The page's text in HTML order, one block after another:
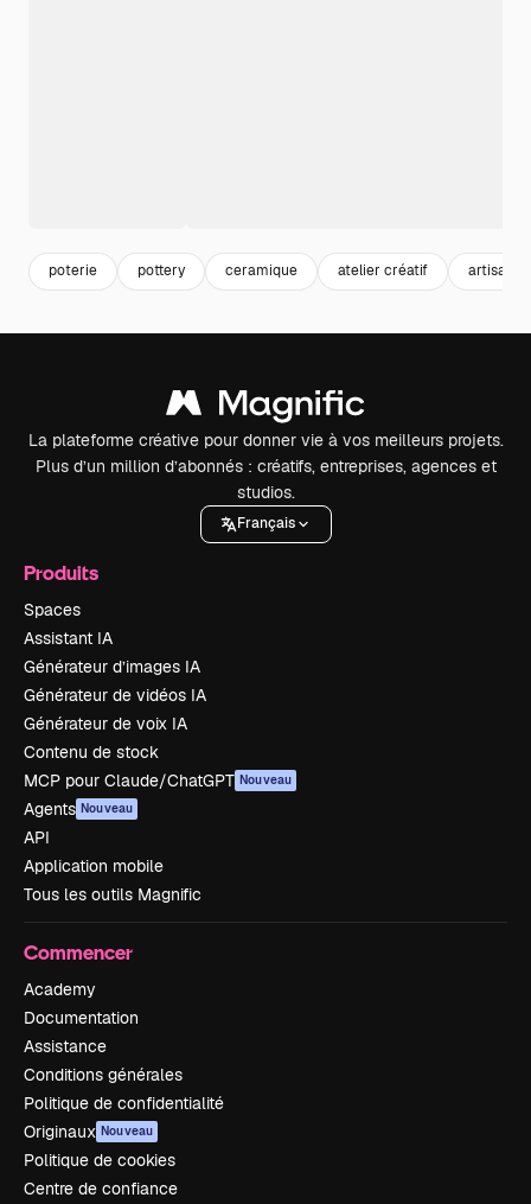
poterie pottery ceramique atelier créatif artisanat
La plateforme créative pour donner vie à vos meilleurs projets.
Plus d’un million d’abonnés : créatifs, entreprises, agences et
studios.
Français
Produits
Spaces
Assistant IA
Générateur d’images IA
Générateur de vidéos IA
Générateur de voix IA
Contenu de stock
MCP pour Claude/ChatGPT Nouveau
Agents Nouveau
API
Application mobile
Tous les outils Magnific
Commencer
Academy
Documentation
Assistance
Conditions générales
Politique de confidentialité
Originaux Nouveau
Politique de cookies
Centre de confiance